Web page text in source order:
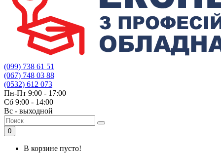
(099) 738 61 51
(067) 748 03 88
(0532) 612 073
Пн-Пт 9:00 - 17:00
Сб 9:00 - 14:00
Вс - выходной
0
В корзине пусто!